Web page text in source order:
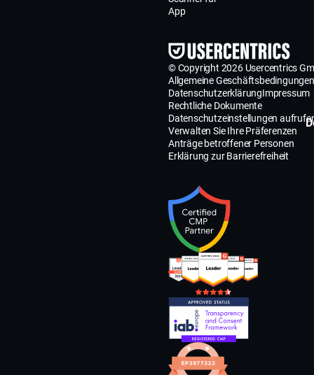
App
© Copyright 2026 Usercentrics
Allgemeine Geschäftsbedingungen
DatenschutzerklärungImpressum
Rechtliche Dokumente
Datenschutzeinstellungen
Verwalten Sie Ihre Präferenzen
Anträge betroffener Personen
Erklärung zur Barrierefreiheit